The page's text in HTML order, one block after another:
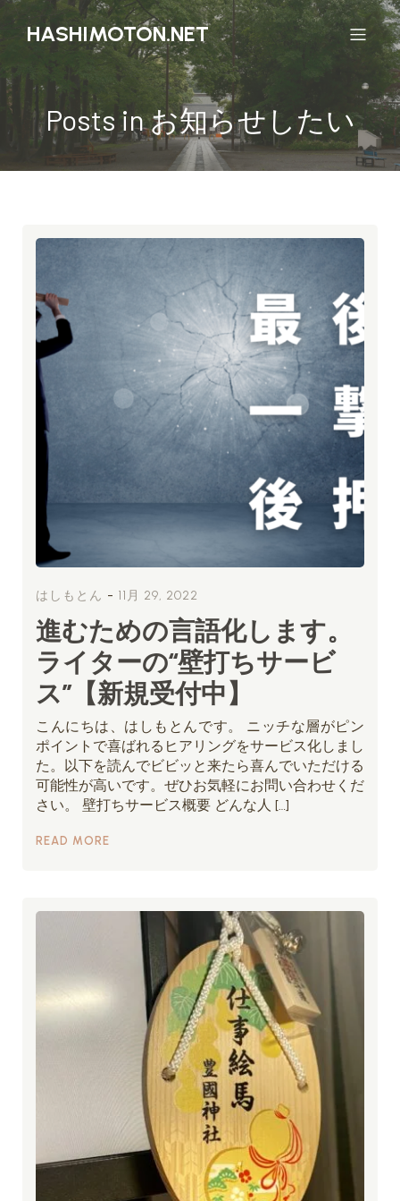
HASHIMOTON.NET
Posts in お知らせしたい
はしもとん - 11月 29, 2022
進むための言語化します。
ライターの“壁打ちサービ
ス”【新規受付中】
こんにちは、はしもとんです。 ニッチな層がピン
ポイントで喜ばれるヒアリングをサービス化しまし
た。以下を読んでビビッと来たら喜んでいただける
可能性が高いです。ぜひお気軽にお問い合わせくだ
さい。 壁打ちサービス概要 どんな人 […]
READ MORE